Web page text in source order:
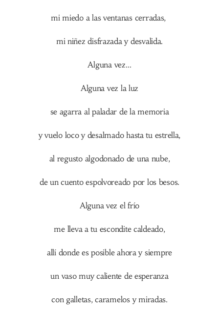
mi miedo a las ventanas cerradas,
mi niñez disfrazada y desvalida.
Alguna vez…
Alguna vez la luz
se agarra al paladar de la memoria
y vuelo loco y desalmado hasta tu estrella,
al regusto algodonado de una nube,
de un cuento espolvoreado por los besos.
Alguna vez el frío
me lleva a tu escondite caldeado,
allí donde es posible ahora y siempre
un vaso muy caliente de esperanza
con galletas, caramelos y miradas.